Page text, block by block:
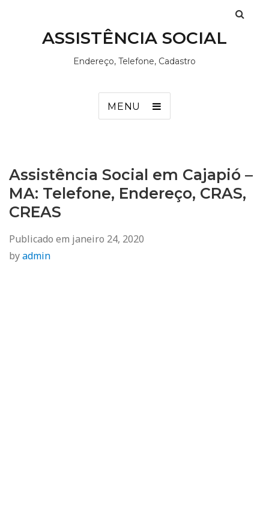
ASSISTÊNCIA SOCIAL
Endereço, Telefone, Cadastro
MENU
Assistência Social em Cajapió –
MA: Telefone, Endereço, CRAS,
CREAS
Publicado em janeiro 24, 2020
byadmin